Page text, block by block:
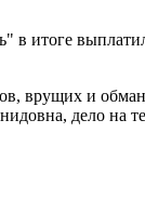
итоге
врущих и
дело на